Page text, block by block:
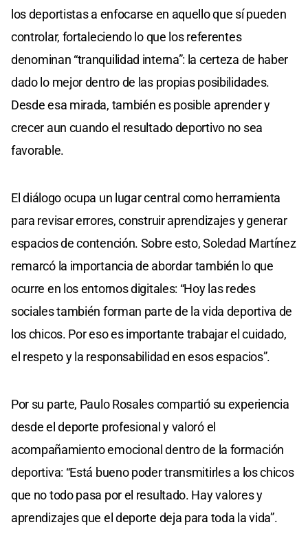
los deportistas a enfocarse en aquello que sí pueden
controlar, fortaleciendo lo que los referentes
denominan “tranquilidad interna”: la certeza de haber
dado lo mejor dentro de las propias posibilidades.
Desde esa mirada, también es posible aprender y
crecer aun cuando el resultado deportivo no sea
favorable.
El diálogo ocupa un lugar central como herramienta
para revisar errores, construir aprendizajes y generar
espacios de contención. Sobre esto, Soledad Martínez
remarcó la importancia de abordar también lo que
ocurre en los entornos digitales: “Hoy las redes
sociales también forman parte de la vida deportiva de
los chicos. Por eso es importante trabajar el cuidado,
el respeto y la responsabilidad en esos espacios”.
Por su parte, Paulo Rosales compartió su experiencia
desde el deporte profesional y valoró el
acompañamiento emocional dentro de la formación
deportiva: “Está bueno poder transmitirles a los chicos
que no todo pasa por el resultado. Hay valores y
aprendizajes que el deporte deja para toda la vida”.